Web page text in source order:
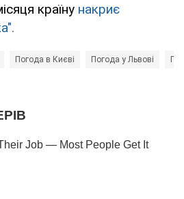
країну накриє
Погода в Києві Погода у Львові